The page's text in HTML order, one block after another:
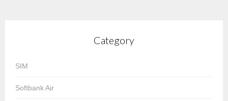
Category
SIM
Softbank Air